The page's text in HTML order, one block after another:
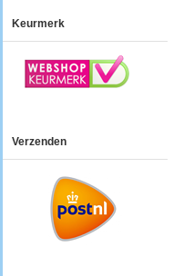
Keurmerk
Verzenden